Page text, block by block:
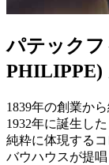
パテック
PHILIPPE)
1839年の創業か
1932年に誕生し
純粋に体現する
バウハウスが提